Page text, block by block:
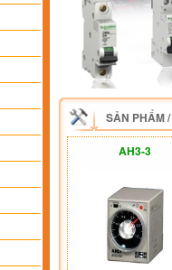
SẢN PHẨM/
AH3-3